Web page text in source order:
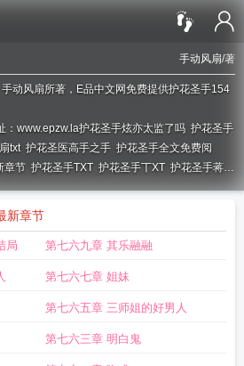
手动风扇/著
动风扇所著，E品中文网免费提供护花圣手154
：www.epzw.la护花圣手炫亦太监了吗 护花圣手
txt 护花圣医高手之手 护花圣手全文免费阅
章节 护花圣手TXT 护花圣手丅XT 护花圣手蒋
手唐四护花圣手炫亦txt护花圣手赵斌周梅护花
节更新
回春蒋师傅
新章节
局 第七六九章 其乐融融
第七六七章 姐妹
第七六五章 三师姐的好男人
第七六三章 明白鬼